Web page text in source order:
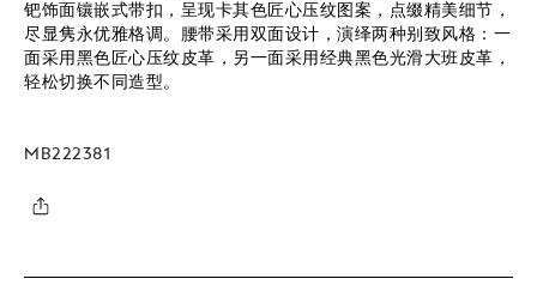
钯饰面镶嵌式带扣，呈现卡其色匠心压纹图案，点缀精美细节，
尽显隽永优雅格调。腰带采用双面设计，演绎两种别致风格：一
面采用黑色匠心压纹皮革，另一面采用经典黑色光滑大班皮革，
轻松切换不同造型。
MB222381